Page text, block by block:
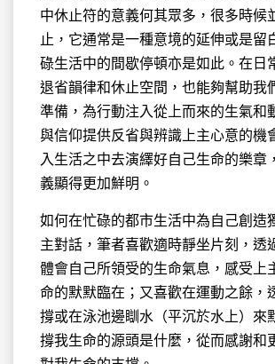
中休止符的意義何其眾多，很多時候
止，它通常是一種意境的延伸或是留
碌生活中的間歇停頓亦是如此。在日
退省韻律和休止空間，也能夠幫助我
準備，為行動注入從上而來的生氣和
與信仰提供反省與辨識上主心意的機
入生活之中去演繹好自己生命的樂章
義顯得更加鮮明。
如何在忙碌的都市生活中為自己創造
主對話，筆者喜歡適時靜坐片刻，透
體會自己所領受的生命氣息，感受上
命的默默臨在；又喜歡在運動之餘，
撐或在泳池邊瞓水（平沉於水上）來
撐我生命的源頭是什麼，從而感謝和